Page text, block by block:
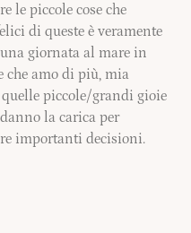
le piccole cose che
di queste è veramente
giornata al mare in
che amo di più, mia
piccole/grandi gioie
la carica per
importanti decisioni.